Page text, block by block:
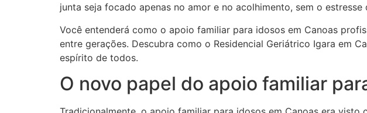
junta seja focado apenas no amor e no acolhimento, sem o
Você entenderá como o apoio familiar para idosos em Canoas
entre gerações. Descubra como o Residencial Geriátrico Igara em
espírito de todos.
O novo papel do apoio familiar